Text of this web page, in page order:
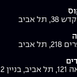
אביב
אביב
2